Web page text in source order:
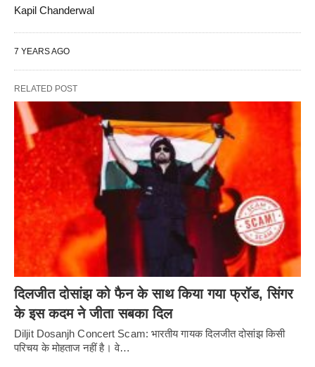
Kapil Chanderwal
7 YEARS AGO
RELATED POST
दिलजीत दोसांझ को फैन के साथ किया गया फ्रॉड, सिंगर
के इस कदम ने जीता सबका दिल
Diljit Dosanjh Concert Scam: भारतीय गायक दिलजीत दोसांझ किसी
परिचय के मोहताज नहीं है। वे…